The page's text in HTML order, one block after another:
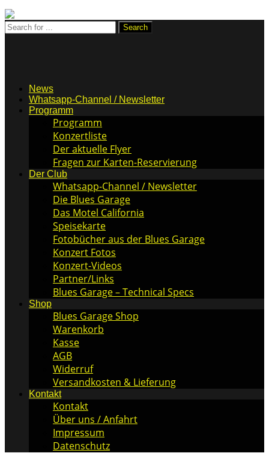
News
Whatsapp-Channel / Newsletter
Programm
Programm
Konzertliste
Der aktuelle Flyer
Fragen zur Karten-Reservierung
Der Club
Whatsapp-Channel / Newsletter
Die Blues Garage
Das Motel California
Speisekarte
Fotobücher aus der Blues Garage
Konzert Fotos
Konzert-Videos
Partner/Links
Blues Garage – Technical Specs
Shop
Blues Garage Shop
Warenkorb
Kasse
AGB
Widerruf
Versandkosten & Lieferung
Kontakt
Kontakt
Über uns / Anfahrt
Impressum
Datenschutz